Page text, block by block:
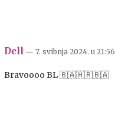
Dell — 7. svibnja 2024. u 21:56
Bravoooo BL 🇧🇦🇭🇷🇧🇦